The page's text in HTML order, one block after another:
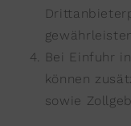
Bei Einfuhr
können
sowie